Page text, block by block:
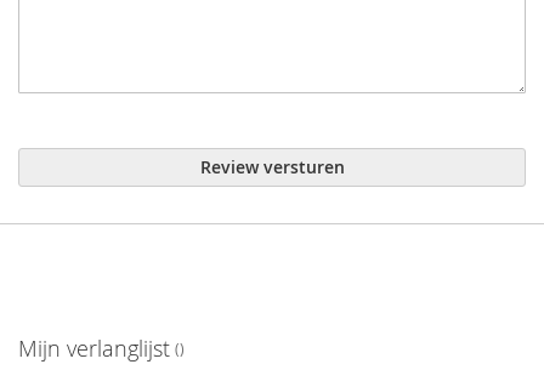
Review versturen
Mijn verlanglijst